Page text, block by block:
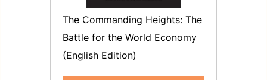
The Commanding Heights: The
Battle for the World Economy
(English Edition)